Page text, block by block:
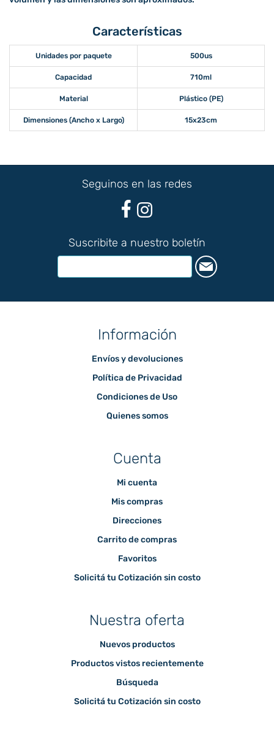
Características
Unidades por paquete 500us
Capacidad 710ml
Material Plástico (PE)
Dimensiones (Ancho x Largo) 15x23cm
Seguinos en las redes
Suscribite a nuestro boletín
Información
Envíos y devoluciones
Política de Privacidad
Condiciones de Uso
Quienes somos
Cuenta
Mi cuenta
Mis compras
Direcciones
Carrito de compras
Favoritos
Solicitá tu Cotización sin costo
Nuestra oferta
Nuevos productos
Productos vistos recientemente
Búsqueda
Solicitá tu Cotización sin costo